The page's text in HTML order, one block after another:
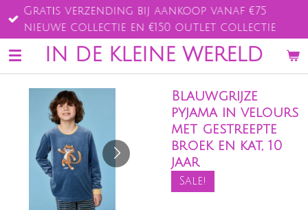
Ga
direct
naar
de
IN DE KLEINE WERELD
Gratis verzending bij aankoop vanaf €75
nieuwe collectie en €150 outlet collectie
Blauwgrijze
pyjama in velours
met gestreepte
broek en kat, 10
jaar
Sale!